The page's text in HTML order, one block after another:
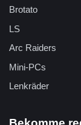
Brotato
LS
Arc Raiders
Mini-PCs
Lenkräder